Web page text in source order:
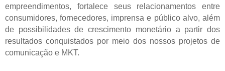
empreendimentos, fortalece seus relacionamentos entre
consumidores, fornecedores, imprensa e público alvo, além
de possibilidades de crescimento monetário a partir dos
resultados conquistados por meio dos nossos projetos de
comunicação e MKT.